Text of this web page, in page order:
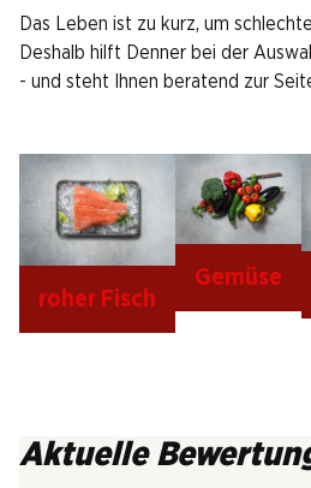
Das Leben ist zu kurz, um
Deshalb hilft Denner bei der
- und steht Ihnen beratend zur
roher Fisch
Gemüse
Aktuelle